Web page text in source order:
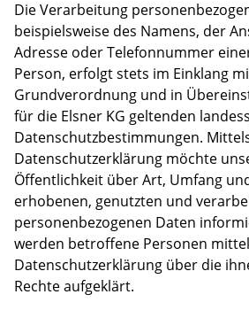
Die Verarbeitung
beispielsweise des Namens, der
Adresse oder Telefonnummer
Person, erfolgt stets im Einklang
Grundverordnung und in
für die Elsner KG geltenden
Datenschutzbestimmungen.
Datenschutzerklärung möchte
Öffentlichkeit über Art, Umfang
erhobenen, genutzten und
personenbezogenen Daten
werden betroffene Personen
Datenschutzerklärung über die
Rechte aufgeklärt.